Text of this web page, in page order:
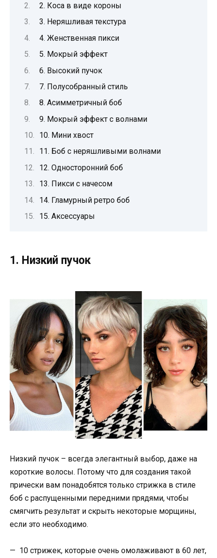
2. Коса в виде короны
3. Неряшливая текстура
4. Женственная пикси
5. Мокрый эффект
6. Высокий пучок
7. Полусобранный стиль
8. Асимметричный боб
9. Мокрый эффект с волнами
10. Мини хвост
11. Боб с неряшливыми волнами
12. Односторонний боб
13. Пикси с начесом
14. Гламурный ретро боб
15. Аксессуары
1. Низкий пучок
Низкий пучок – всегда элегантный выбор, даже на
короткие волосы. Потому что для создания такой
прически вам понадобятся только стрижка в стиле
боб с распущенными передними прядями, чтобы
смягчить результат и скрыть некоторые морщины,
если это необходимо.
— 10 стрижек, которые очень омолаживают в 60 лет,